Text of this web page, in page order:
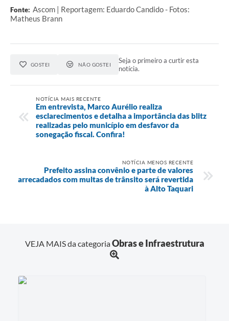
Fonte: Ascom | Reportagem: Eduardo Candido - Fotos:
Matheus Brann
GOSTEI NÃO GOSTEI
Seja o primeiro a curtir esta
notícia.
NOTÍCIA MAIS RECENTE
Em entrevista, Marco Aurélio realiza
esclarecimentos e detalha a importância das blitz
realizadas pelo município em desfavor da
sonegação fiscal. Confira!
NOTÍCIA MENOS RECENTE
Prefeito assina convênio e parte de valores
arrecadados com multas de trânsito será revertida
à Alto Taquari
VEJA MAIS da categoriaObras e Infraestrutura